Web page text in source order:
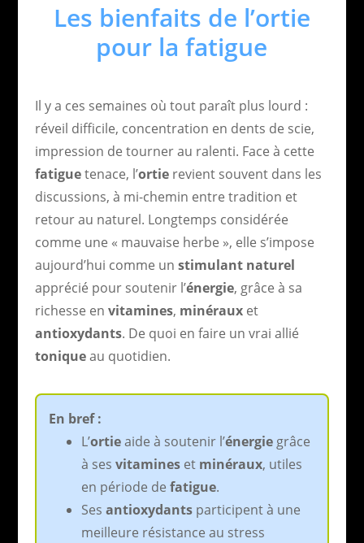
Les bienfaits de l’ortie
pour la fatigue
Il y a ces semaines où tout paraît plus lourd :
réveil difficile, concentration en dents de scie,
impression de tourner au ralenti. Face à cette
fatiguetenace, l’ortierevient souvent dans les
discussions, à mi-chemin entre tradition et
retour au naturel. Longtemps considérée
comme une « mauvaise herbe », elle s’impose
aujourd’hui comme un stimulant naturel
apprécié pour soutenir l’énergie, grâce à sa
richesse en vitamines, minérauxet
antioxydants. De quoi en faire un vrai allié
toniqueau quotidien.
En bref :
L’ortieaide à soutenir l’énergiegrâce
à ses vitamineset minéraux, utiles
en période de fatigue.
Ses antioxydantsparticipent à une
meilleure résistance au stress